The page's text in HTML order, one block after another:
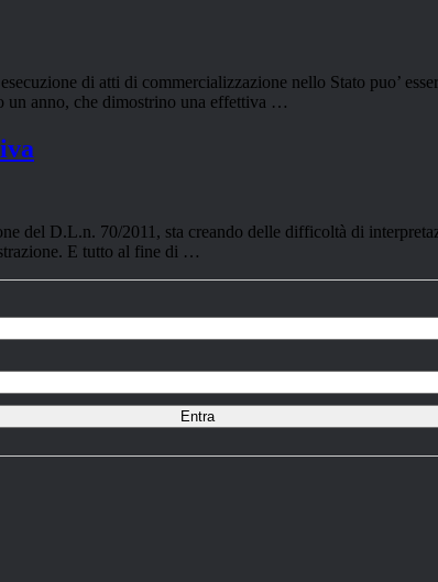
di atti di commercializzazione nello Stato puo’
un anno, che dimostrino una effettiva …
del D.L.n. 70/2011, sta creando delle difficoltà di
E tutto al fine di …